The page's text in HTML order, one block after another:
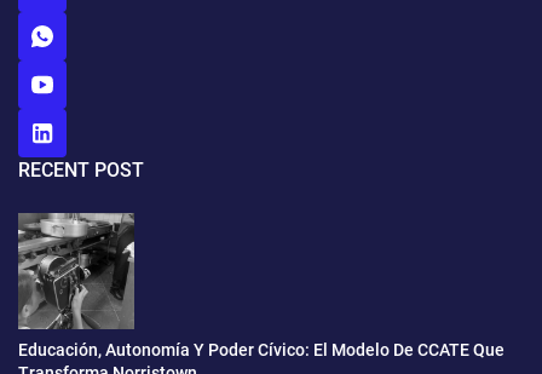
RECENT POST
Educación, Autonomía Y Poder Cívico: El Modelo De CCATE Que